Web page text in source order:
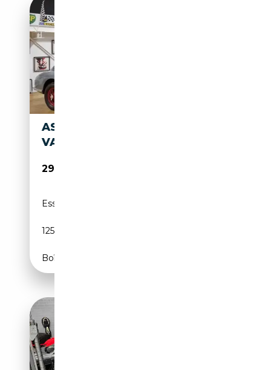
ASTON MARTIN DB DB2
VANTAGE
290 000€
Essence
125 CH (92 kW)
Boîte manuelle